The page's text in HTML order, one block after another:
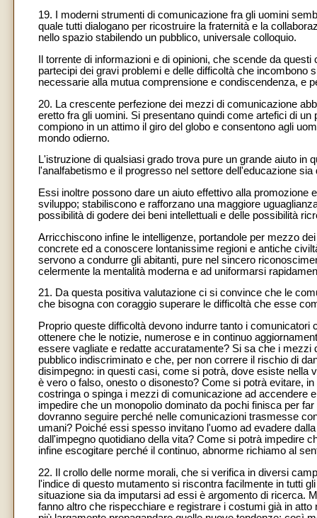
19. I moderni strumenti di comunicazione fra gli uomini
quale tutti dialogano per ricostruire la fraternità e la
nello spazio stabilendo un pubblico, universale colloquio.
Il torrente di informazioni e di opinioni, che scende da
partecipi dei gravi problemi e delle difficoltà che
necessarie alla mutua comprensione e condiscendenza, e
20. La crescente perfezione dei mezzi di comunicazione
eretto fra gli uomini. Si presentano quindi come artefici di
compiono in un attimo il giro del globo e consentono agli
mondo odierno.
L'istruzione di qualsiasi grado trova pure un grande aiuto in
l'analfabetismo e il progresso nel settore dell'educazione
Essi inoltre possono dare un aiuto effettivo alla promozione
sviluppo; stabiliscono e rafforzano una maggiore
possibilità di godere dei beni intellettuali e delle possibilità
Arricchiscono infine le intelligenze, portandole per mezzo
concrete ed a conoscere lontanissime regioni e antiche
servono a condurre gli abitanti, pure nel sincero
celermente la mentalità moderna e ad uniformarsi
21. Da questa positiva valutazione ci si convince che le
che bisogna con coraggio superare le difficoltà che esse
Proprio queste difficoltà devono indurre tanto i
ottenere che le notizie, numerose e in continuo
essere vagliate e redatte accuratamente? Si sa che i
pubblico indiscriminato e che, per non correre il rischio di
disimpegno: in questi casi, come si potrà, dove esiste nella
è vero o falso, onesto o disonesto? Come si potrà evitare,
costringa o spinga i mezzi di comunicazione ad accendere
impedire che un monopolio dominato da pochi finisca per
dovranno seguire perché nelle comunicazioni trasmesse
umani? Poiché essi spesso invitano l'uomo ad evadere
dall'impegno quotidiano della vita? Come si potrà impedire
infine escogitare perché il continuo, abnorme richiamo al
22. Il crollo delle norme morali, che si verifica in diversi
l'indice di questo mutamento si riscontra facilmente in tutti
situazione sia da imputarsi ad essi è argomento di ricerca.
fanno altro che rispecchiare e registrare i costumi già in